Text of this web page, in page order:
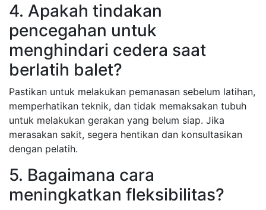
4. Apakah tindakan
pencegahan untuk
menghindari cedera saat
berlatih balet?
Pastikan untuk melakukan pemanasan sebelum latihan,
memperhatikan teknik, dan tidak memaksakan tubuh
untuk melakukan gerakan yang belum siap. Jika
merasakan sakit, segera hentikan dan konsultasikan
dengan pelatih.
5. Bagaimana cara
meningkatkan fleksibilitas?